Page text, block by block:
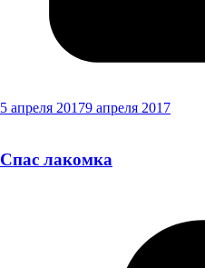
5 апреля 20179 апреля 2017
Спас лакомка